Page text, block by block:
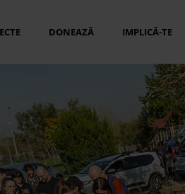
DONEAZĂ IMPLICĂ-TE